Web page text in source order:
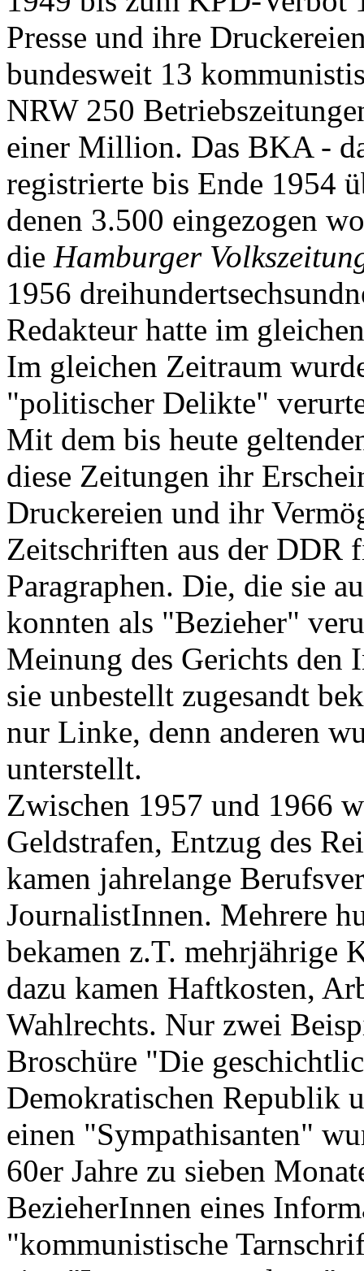
Presse und ihre
bundesweit 13
NRW 250
einer Million. Das BKA -
registrierte bis Ende 1954
denen 3.500 eingezogen
die Hamburger
1956
Redakteur hatte im
Im gleichen Zeitraum
"politischer Delikte"
Mit dem bis heute
diese Zeitungen ihr
Druckereien und ihr
Zeitschriften aus der DDR
Paragraphen. Die, die sie
konnten als "Bezieher"
Meinung des Gerichts den
sie unbestellt zugesandt
nur Linke, denn anderen
unterstellt.
Zwischen 1957 und 1966
Geldstrafen, Entzug des
kamen jahrelange
JournalistInnen. Mehrere
bekamen z.T. mehrjährige
dazu kamen Haftkosten,
Wahlrechts. Nur zwei
Broschüre "Die
Demokratischen Republik
einen "Sympathisanten"
60er Jahre zu sieben
BezieherInnen eines
"kommunistische